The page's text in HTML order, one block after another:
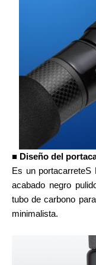
■ Diseño del
Es un portacarreteS
acabado negro
tubo de carbono
minimalista.